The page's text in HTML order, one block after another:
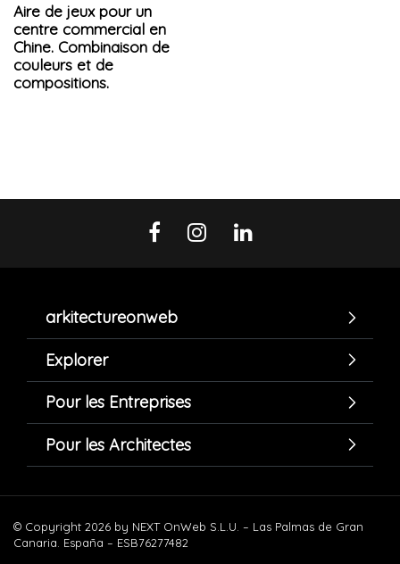
Aire de jeux pour un
centre commercial en
Chine. Combinaison de
couleurs et de
compositions.
arkitectureonweb
Explorer
Pour les Entreprises
Pour les Architectes
© Copyright 2026 by NEXT OnWeb S.L.U. – Las Palmas de Gran
Canaria. España – ESB76277482